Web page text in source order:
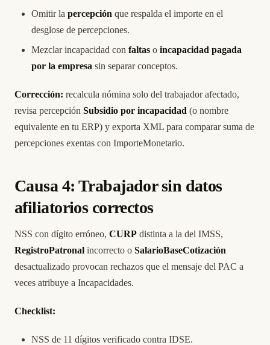
Omitir la percepción que respalda el importe en el
desglose de percepciones.
Mezclar incapacidad con faltas o incapacidad pagada
por la empresa sin separar conceptos.
Corrección: recalcula nómina solo del trabajador afectado,
revisa percepción Subsidio por incapacidad (o nombre
equivalente en tu ERP) y exporta XML para comparar suma de
percepciones exentas con ImporteMonetario.
Causa 4: Trabajador sin datos
afiliatorios correctos
NSS con dígito erróneo, CURP distinta a la del IMSS,
RegistroPatronal incorrecto o SalarioBaseCotización
desactualizado provocan rechazos que el mensaje del PAC a
veces atribuye a Incapacidades.
Checklist:
NSS de 11 dígitos verificado contra IDSE.